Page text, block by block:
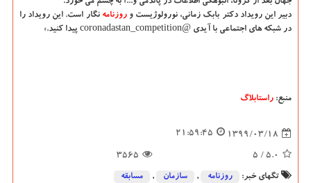
دبیر این رویداد دکتر بابک زمانی، نورولوژیست وروزنامه نگار است. این رویداد را
در شبکه های اجتماعی با آیدی @coronadastan_competition پیدا کنید.»
منبع: راستابلاگ
1399/03/18
21:59:45
5.0
/ 5
3565
تگهای خبر: روزنامه , سازمان , مسابقه